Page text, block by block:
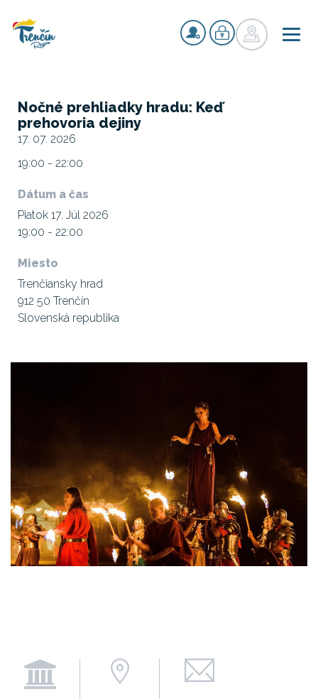
Nočné prehliadky hradu: Keď
prehovoria dejiny
17. 07. 2026
19:00 - 22:00
Dátum a čas
Piatok 17. Júl 2026
19:00 - 22:00
Miesto
Trenčiansky hrad
912 50 Trenčín
Slovenská republika